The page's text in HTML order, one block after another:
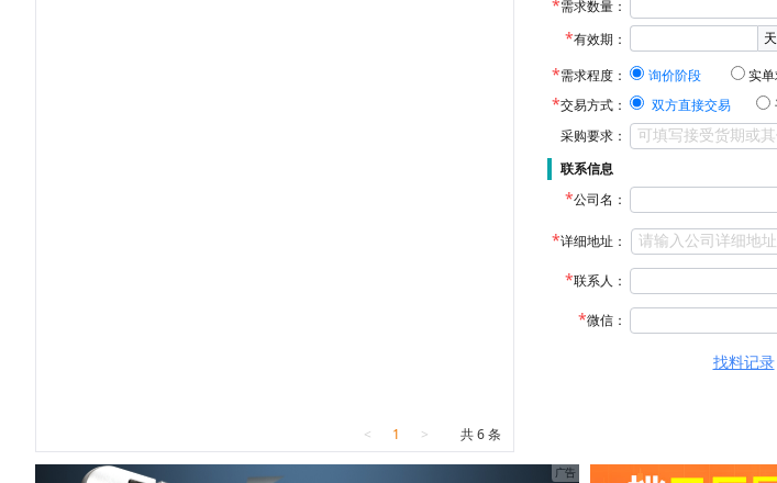
< 1 > 共 6 条
需求数量：
有效期：
天
需求程度：
询价阶段
实
交易方式：
双方直接交易
采购要求：
联系信息
公司名：
详细地址：
联系人：
微信：
找料记录